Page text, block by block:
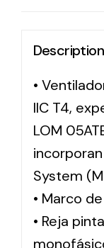
Description
•
IIC T4,
LOM
System
• Marco
• Reja